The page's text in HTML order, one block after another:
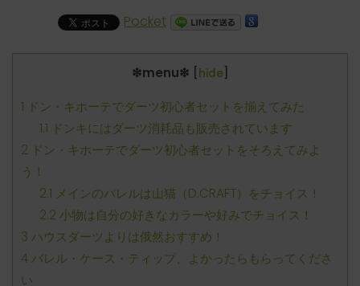
Pocket
❇︎menu❇︎ hide]
1 ドン・キホーテでダーツ初心者セットを揃えてみた
1.1 ドンキにはダーツ消耗品も販売されています
2 ドン・キホーテでダーツ初心者セットをそろえてみよ
う！
2.1 メインのバレルは山猫（D.CRAFT）をチョイス！
2.2 小物は自分の好きなカラーや好みでチョイス！
3 ハウスダーツよりは俄然おすすめ！
4 バレル・ケース・ティップ、よかったらもらってくださ
い